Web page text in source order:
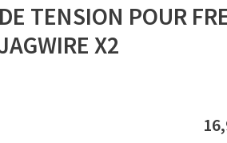
TENSION POUR
X2